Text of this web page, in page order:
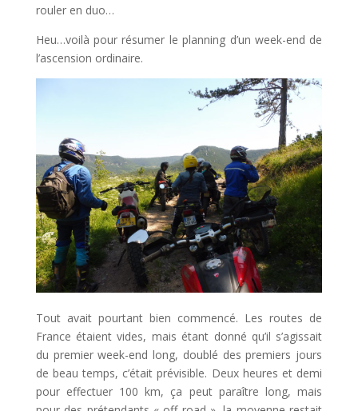
rouler en duo…
Heu…voilà pour résumer le planning d’un week-end de
l’ascension ordinaire.
Tout avait pourtant bien commencé. Les routes de
France étaient vides, mais étant donné qu’il s’agissait
du premier week-end long, doublé des premiers jours
de beau temps, c’était prévisible. Deux heures et demi
pour effectuer 100 km, ça peut paraître long, mais